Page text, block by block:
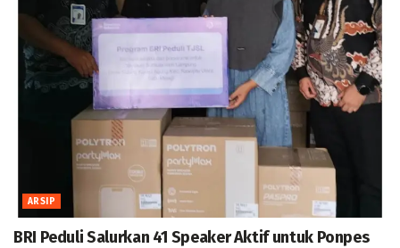
ARSIP
BRI Peduli Salurkan 41 Speaker Aktif untuk Ponpes